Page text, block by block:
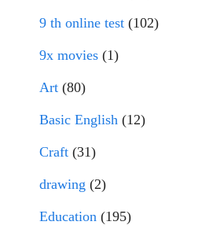
9 th online test (102)
9x movies (1)
Art (80)
Basic English (12)
Craft (31)
drawing (2)
Education (195)